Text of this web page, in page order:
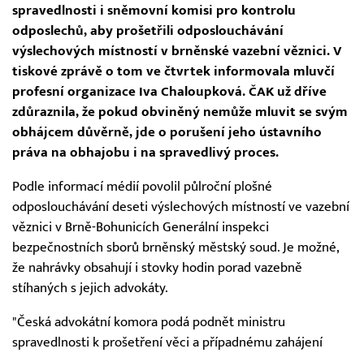
spravedlnosti i sněmovní komisi pro kontrolu
odposlechů, aby prošetřili odposlouchávání
výslechových místností v brněnské vazební věznici. V
tiskové zprávě o tom ve čtvrtek informovala mluvčí
profesní organizace Iva Chaloupková. ČAK už dříve
zdůraznila, že pokud obviněný nemůže mluvit se svým
obhájcem důvěrně, jde o porušení jeho ústavního
práva na obhajobu i na spravedlivý proces.
Podle informací médií povolil půlroční plošné
odposlouchávání deseti výslechových místností ve vazební
věznici v Brně-Bohunicích Generální inspekci
bezpečnostních sborů brněnský městský soud. Je možné,
že nahrávky obsahují i stovky hodin porad vazebně
stíhaných s jejich advokáty.
"Česká advokátní komora podá podnět ministru
spravedlnosti k prošetření věci a případnému zahájení